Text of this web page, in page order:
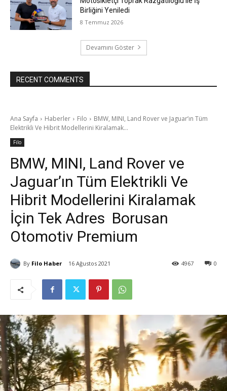
Birliğini Yeniledi
8 Temmuz 2026
Devamını Göster
RECENT COMMENTS